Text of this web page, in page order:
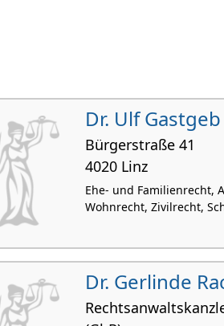
Dr. Ulf Gastgeb
Bürgerstraße 41
4020 Linz
Ehe- und Familienrecht,
Wohnrecht, Zivilrecht,
Dr. Gerlinde